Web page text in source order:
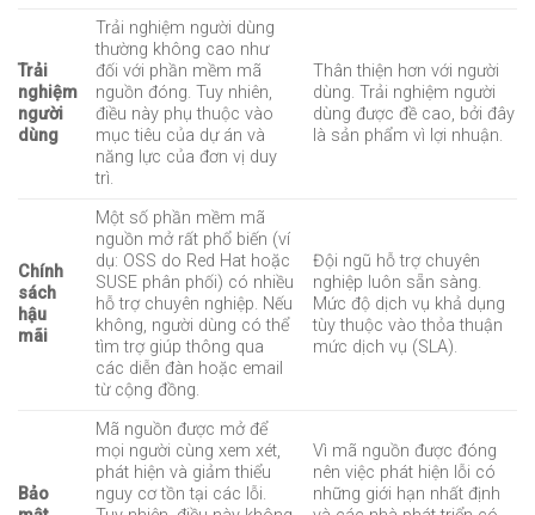
Trải
nghiệm
người
dùng
Trải nghiệm người dùng
thường không cao như
đối với phần mềm mã
nguồn đóng. Tuy nhiên,
điều này phụ thuộc vào
mục tiêu của dự án và
năng lực của đơn vị duy
trì.
Thân thiện hơn với người
dùng. Trải nghiệm người
dùng được đề cao, bởi đây
là sản phẩm vì lợi nhuận.
Chính
sách
hậu
mãi
Một số phần mềm mã
nguồn mở rất phổ biến (ví
dụ: OSS do Red Hat hoặc
SUSE phân phối) có nhiều
hỗ trợ chuyên nghiệp. Nếu
không, người dùng có thể
tìm trợ giúp thông qua
các diễn đàn hoặc email
từ cộng đồng.
Đội ngũ hỗ trợ chuyên
nghiệp luôn sẵn sàng.
Mức độ dịch vụ khả dụng
tùy thuộc vào thỏa thuận
mức dịch vụ (SLA).
Bảo
Mã nguồn được mở để
mọi người cùng xem xét,
phát hiện và giảm thiểu
nguy cơ tồn tại các lỗi.
Vì mã nguồn được đóng
nên việc phát hiện lỗi có
những giới hạn nhất định